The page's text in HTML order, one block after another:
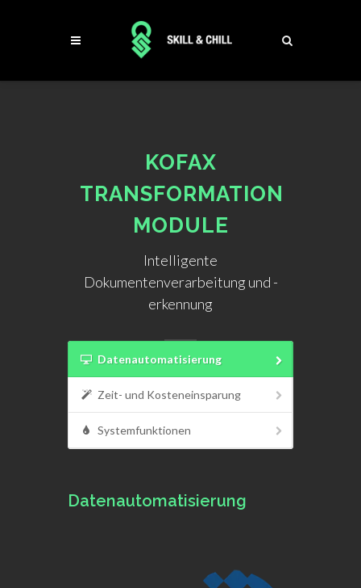
KOFAX
TRANSFORMATION
MODULE
Intelligente
Dokumentenverarbeitung und -
erkennung
Datenautomatisierung
Zeit- und Kosteneinsparung
Systemfunktionen
Datenautomatisierung